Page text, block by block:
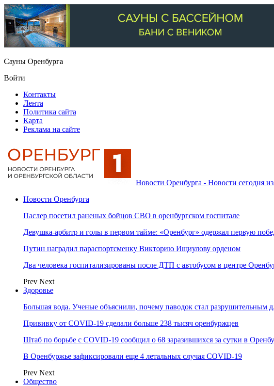
Сауны Оренбурга
Войти
Контакты
Лента
Политика сайта
Карта
Реклама на сайте
Новости Оренбурга - Новости сегодня
Новости Оренбурга
Паслер посетил раненых бойцов СВО в оренбургском госпитале
Девушка-арбитр и голы в первом тайме: «Оренбург» одержал первую
Путин наградил параспортсменку Викторию Ищиулову орденом
Два человека госпитализированы после ДТП с автобусом в центре
Prev Next
Здоровье
Большая вода. Ученые объяснили, почему паводок стал разрушительным
Прививку от COVID-19 сделали больше 238 тысяч оренбуржцев
Штаб по борьбе с СOVID-19 сообщил о 68 заразившихся за сутки в
В Оренбуржье зафиксировали еще 4 летальных случая COVID-19
Prev Next
Общество